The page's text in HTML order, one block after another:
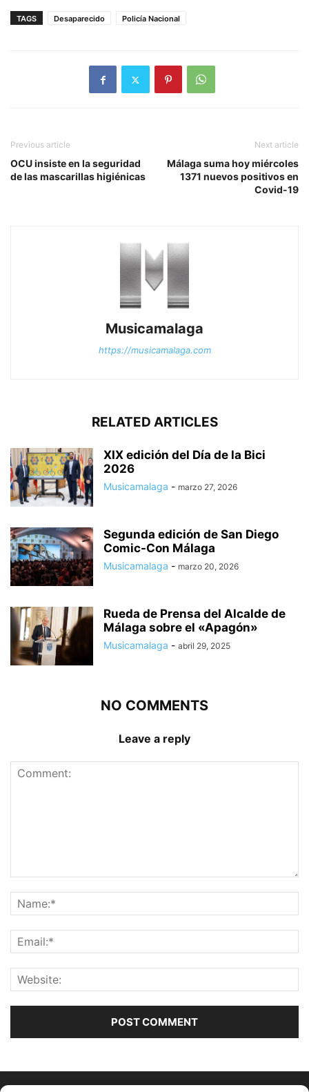
TAGS Desaparecido Policía Nacional
Previous article
OCU insiste en la seguridad
de las mascarillas higiénicas
Next article
Málaga suma hoy miércoles
1371 nuevos positivos en
Covid-19
Musicamalaga
https://musicamalaga.com
RELATED ARTICLES
XIX edición del Día de la Bici
2026
Musicamalaga - marzo 27, 2026
Segunda edición de San Diego
Comic-Con Málaga
Musicamalaga - marzo 20, 2026
Rueda de Prensa del Alcalde de
Málaga sobre el «Apagón»
Musicamalaga - abril 29, 2025
NO COMMENTS
Leave a reply